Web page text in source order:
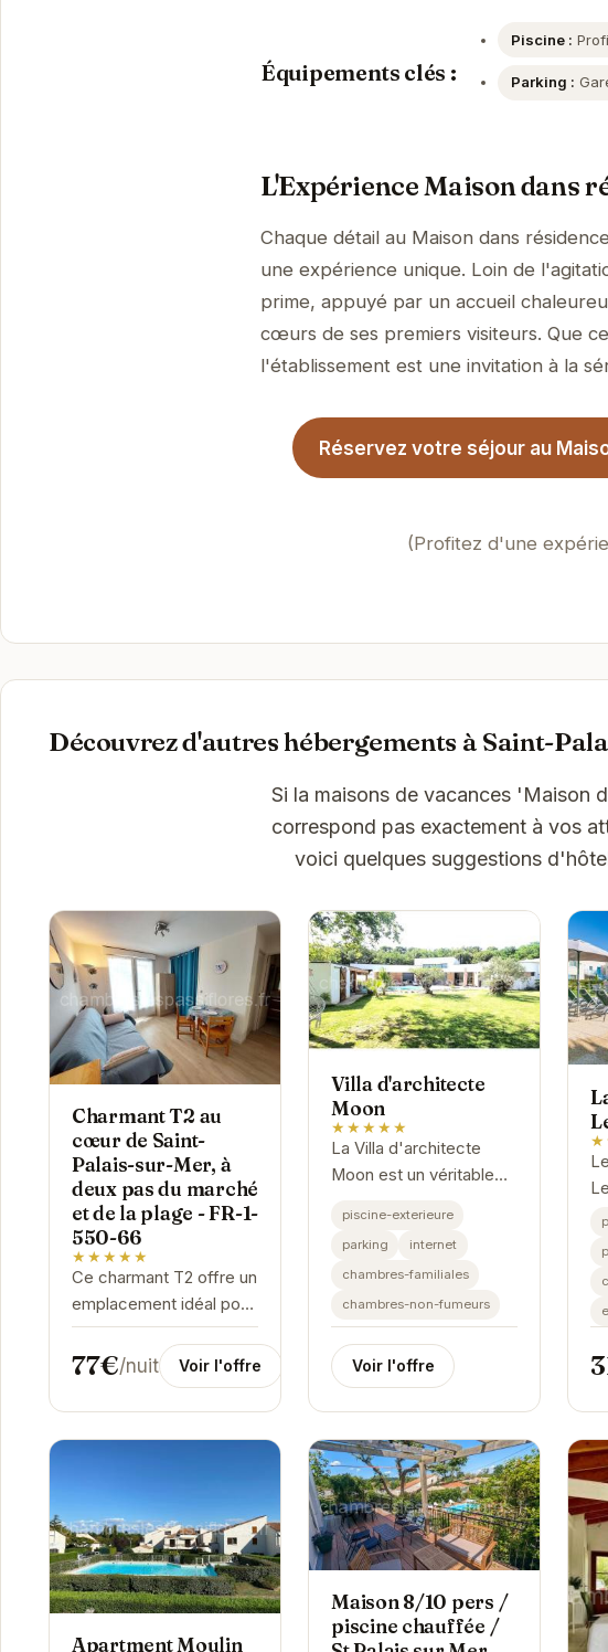
Équipements clés :
Piscine :
Parking :
L'Expérience Maison dans
Chaque détail au Maison dans
une expérience unique. Loin de
prime, appuyé par un accueil
cœurs de ses premiers visiteurs. Que
l'établissement est une invitation à la
Réservez votre séjour au
(Profitez d'une
Découvrez d'autres hébergements à Saint-
Si la maisons de vacances 'Maison
correspond pas exactement à vos
voici quelques suggestions
Charmant T2 au
cœur de Saint-
Palais-sur-Mer, à
deux pas du marché
et de la plage - FR-1-
550-66
★★★★★
Ce charmant T2 offre un
emplacement idéal pour
des vacances réussies
à Saint-Palais-sur-Mer.
Proche de la plage et du
marché, vous pourrez...
77€/nuit Voir l'offre
Villa d'architecte
Moon
★★★★★
La Villa d'architecte
Moon est un véritable
à Saint-Palais-sur-Mer.
Offrant un cadre luxueux
et des prestations haut
de...
piscine-exterieure
parking
internet
chambres-familiales
chambres-non-fumeurs
Voir l'offre
Apartment Moulin
Maison 8/10 pers /
piscine chauffée /